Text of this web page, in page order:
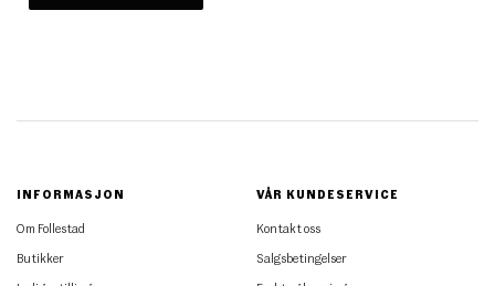
INFORMASJON
Om Follestad
Butikker
VÅR KUNDESERVICE
Kontakt oss
Salgsbetingelser